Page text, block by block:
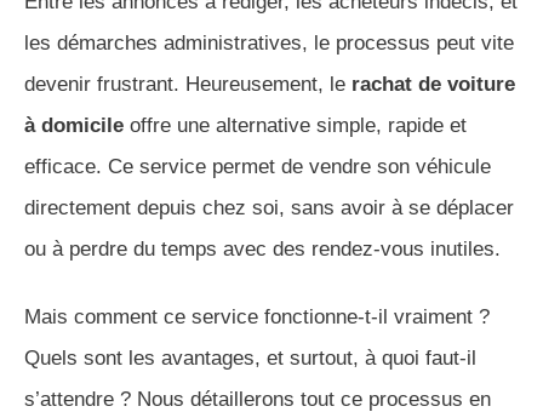
les démarches administratives, le processus peut vite
devenir frustrant. Heureusement, le rachat de voiture
à domicile offre une alternative simple, rapide et
efficace. Ce service permet de vendre son véhicule
directement depuis chez soi, sans avoir à se déplacer
ou à perdre du temps avec des rendez-vous inutiles.
Mais comment ce service fonctionne-t-il vraiment ?
Quels sont les avantages, et surtout, à quoi faut-il
s’attendre ? Nous détaillerons tout ce processus en